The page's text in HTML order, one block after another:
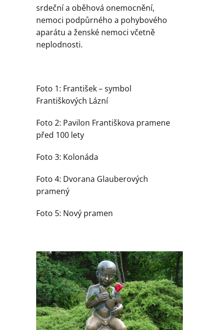
srdeční a oběhová onemocnění,
nemoci podpůrného a pohybového
aparátu a ženské nemoci včetně
neplodnosti.
Foto 1: František – symbol
Františkových Lázní
Foto 2: Pavilon Františkova pramene
před 100 lety
Foto 3: Kolonáda
Foto 4: Dvorana Glauberových
pramený
Foto 5: Nový pramen